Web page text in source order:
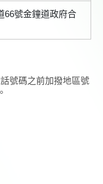
66號金鐘道政府合
號碼之前加撥地區號